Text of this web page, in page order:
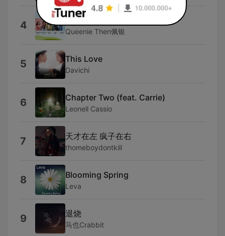
4 爱有力量
Queenie Then佩银
5 This Love
Davichi
6 Chapter Two (feat. Carrie)
Leonell Cassio
7 天才在左 疯子在右
thomeboydontkill
8 Blooming Spring
Leva
9 退烧
马也Crabbit